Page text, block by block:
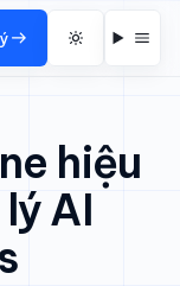
hiệu
AI